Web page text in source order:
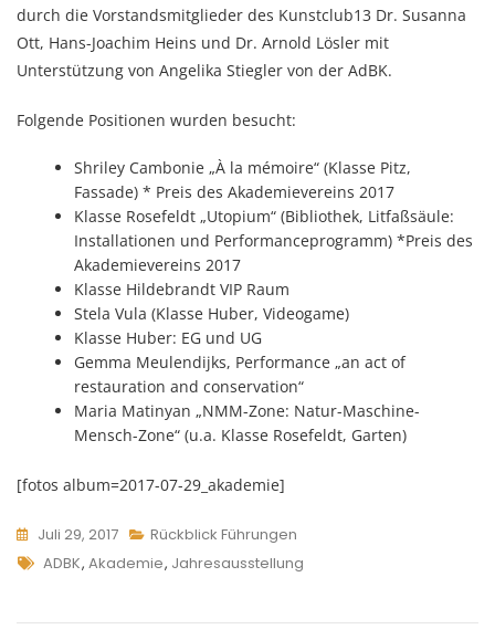
durch die Vorstandsmitglieder des Kunstclub13 Dr. Susanna
Ott, Hans-Joachim Heins und Dr. Arnold Lösler mit
Unterstützung von Angelika Stiegler von der AdBK.
Folgende Positionen wurden besucht:
Shriley Cambonie „À la mémoire“ (Klasse Pitz,
Fassade) * Preis des Akademievereins 2017
Klasse Rosefeldt „Utopium“ (Bibliothek, Litfaßsäule:
Installationen und Performanceprogramm) *Preis des
Akademievereins 2017
Klasse Hildebrandt VIP Raum
Stela Vula (Klasse Huber, Videogame)
Klasse Huber: EG und UG
Gemma Meulendijks, Performance „an act of
restauration and conservation“
Maria Matinyan „NMM-Zone: Natur-Maschine-
Mensch-Zone“ (u.a. Klasse Rosefeldt, Garten)
[fotos album=2017-07-29_akademie]
Juli 29, 2017
Rückblick Führungen
Tags
ADBK, Akademie, Jahresausstellung